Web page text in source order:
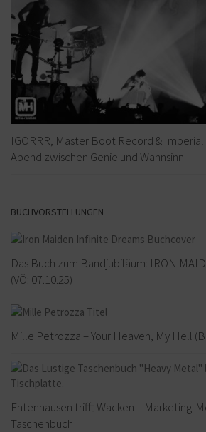
IGORRR, Master Boot Record & Imperial
Abend zwischen Genie und Wahnsinn
BUCHVORSTELLUNGEN
Das Buch zum Bandjubiläum: IRON
(VÖ: 07.10.25)
Mille Petrozza – Your Heaven, My Hell
Entenhausen trifft Wacken – Marketing-
Taschenbuch